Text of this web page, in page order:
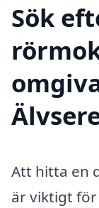
Sök
Att hitta en
är viktigt för